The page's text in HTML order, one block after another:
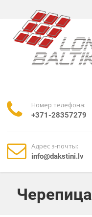
Номер телефона:
+371-28357279
Адрес э-почты:
info@dakstini.lv
Черепица